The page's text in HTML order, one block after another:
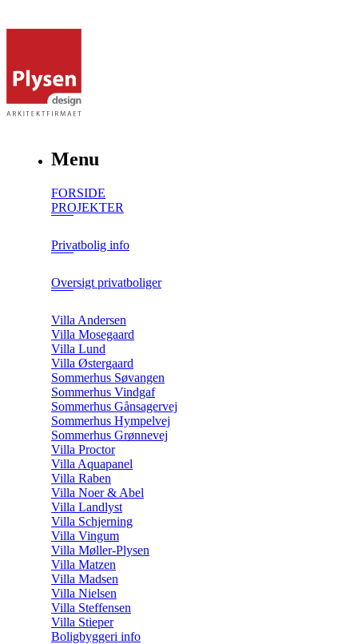
Menu
FORSIDE
PROJEKTER
Privatbolig info
Oversigt privatboliger
Villa Andersen
Villa Mosegaard
Villa Lund
Villa Østergaard
Sommerhus Søvangen
Sommerhus Vindgaf
Sommerhus Gånsagervej
Sommerhus Hympelvej
Sommerhus Grønnevej
Villa Proctor
Villa Aquapanel
Villa Raben
Villa Noer & Abel
Villa Landlyst
Villa Schjerning
Villa Vingum
Villa Møller-Plysen
Villa Matzen
Villa Madsen
Villa Nielsen
Villa Steffensen
Villa Stieper
Boligbyggeri info